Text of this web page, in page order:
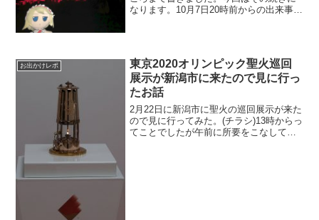
なります。10月7日20時前からの出来事で
お出かけレポ
東京2020オリンピック聖火巡回
展示が新潟市に来たので見に行っ
たお話
2月22日に新潟市に聖火の巡回展示が来た
ので見に行ってみた。(チラシ)13時からっ
てことでしたが午前に所要をこなして遅